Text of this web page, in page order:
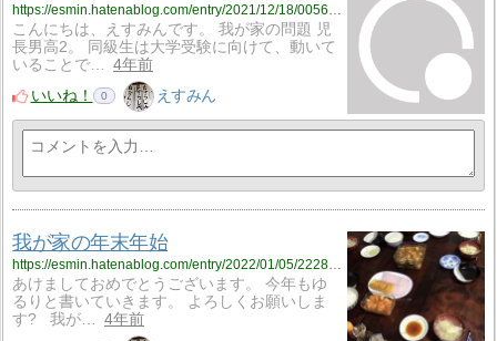
こんにちは、えすみんです。 我が家の問題 児
長男高2。 同級生は大学受験に向けて、動いて
いることで…
4年前
いいね！
0 えすみん
我が家の年末年始
https://esmin.hatenablog.com/entry/2022/01/05/222836
あけましておめでとうございます。 今年もゆ
るりと書いていきます。 よろしくお願いしま
す? 我が…
4年前